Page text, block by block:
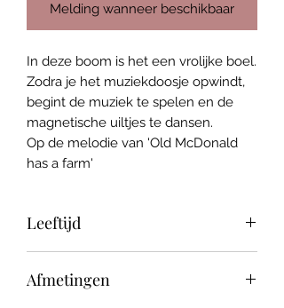
Melding wanneer beschikbaar
In deze boom is het een vrolijke boel.
Zodra je het muziekdoosje opwindt,
begint de muziek te spelen en de
magnetische uiltjes te dansen.
Op de melodie van 'Old McDonald
has a farm'
Leeftijd
Afmetingen